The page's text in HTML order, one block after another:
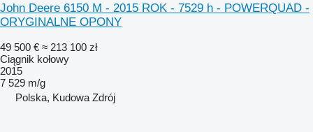
John Deere 6150 M - 2015 ROK - 7529 h - POWERQUAD -
ORYGINALNE OPONY
49 500 € ≈ 213 100 zł
Ciągnik kołowy
2015
7 529 m/g
Polska, Kudowa Zdrój